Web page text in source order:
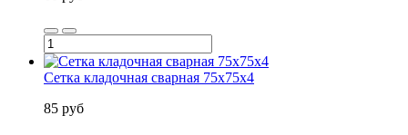
Сетка кладочная сварная 75х75х4
85 руб